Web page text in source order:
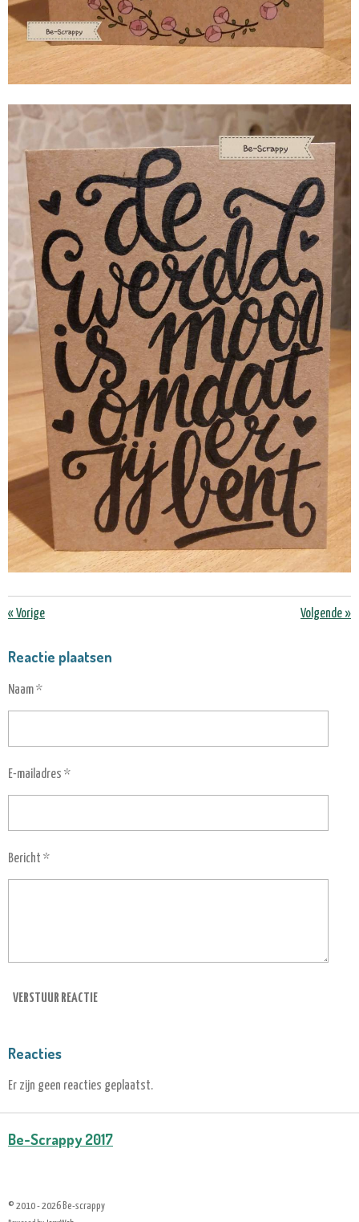
«Vorige Volgende »
Reactie plaatsen
Naam *
E-mailadres *
Bericht *
VERSTUUR REACTIE
Reacties
Er zijn geen reacties geplaatst.
Be-Scrappy 2017
© 2010 - 2026 Be-scrappy